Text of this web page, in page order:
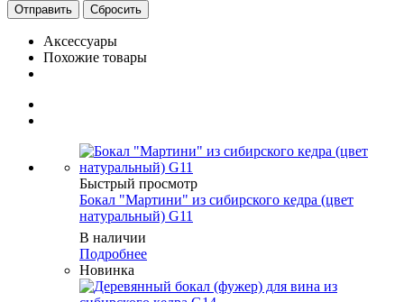
Сбросить
Аксессуары
Похожие товары
Быстрый просмотр
Бокал "Мартини" из сибирского кедра (цвет
натуральный) G11
В наличии
Подробнее
Новинка